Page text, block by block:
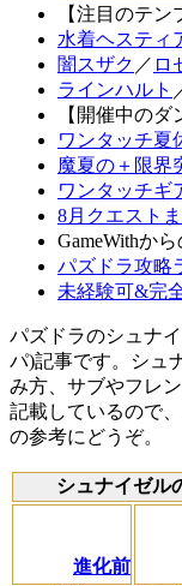
【注目のテン
水着ヘスティ
闇スザク ／ ロ
ラインハルト
【開催中のダ
ワンタッチ夏
魔夏の＋限界
ワンタッチギ
8月クエスト
GameWithか
パズドラ攻略
未経験可&完
パズドラのシュナ
パ)記事です。シュ
み方、サブやフレ
記載しているので
の参考にどうぞ。
シュナイゼル
進化前